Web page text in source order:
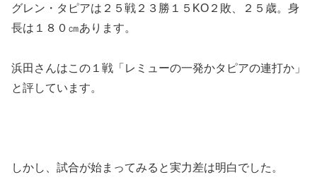
グレン・タピアは２５戦２３勝１５KO２敗、２５歳。身
長は１８０㎝あります。
浜田さんはこの１戦「レミューの一発かタピアの連打か」
と評しています。
しかし、試合が始まってみると実力差は明白でした。